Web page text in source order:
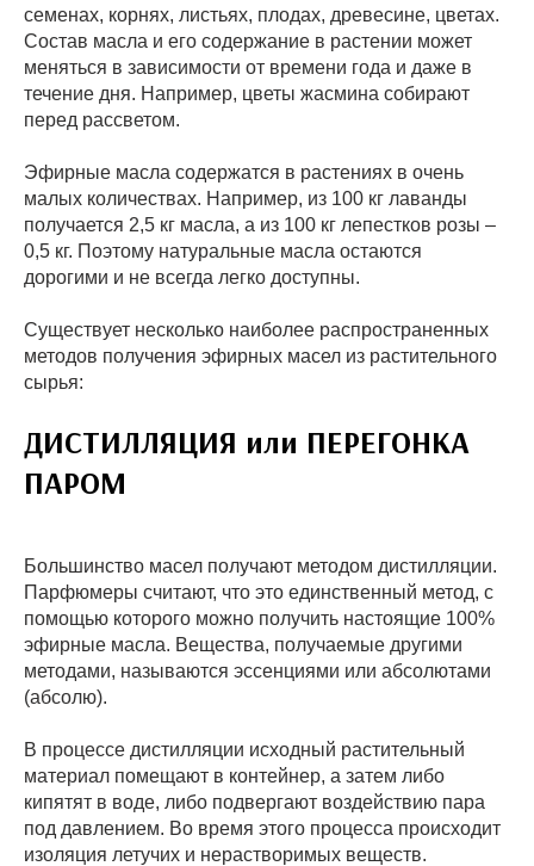
семенах, корнях, листьях, плодах, древесине, цветах.
Состав масла и его содержание в растении может
меняться в зависимости от времени года и даже в
течение дня. Например, цветы жасмина собирают
перед рассветом.
Эфирные масла содержатся в растениях в очень
малых количествах. Например, из 100 кг лаванды
получается 2,5 кг масла, а из 100 кг лепестков розы –
0,5 кг. Поэтому натуральные масла остаются
дорогими и не всегда легко доступны.
Существует несколько наиболее распространенных
методов получения эфирных масел из растительного
сырья:
ДИСТИЛЛЯЦИЯ или ПЕРЕГОНКА
ПАРОМ
Большинство масел получают методом дистилляции.
Парфюмеры считают, что это единственный метод, с
помощью которого можно получить настоящие 100%
эфирные масла. Вещества, получаемые другими
методами, называются эссенциями или абсолютами
(абсолю).
В процессе дистилляции исходный растительный
материал помещают в контейнер, а затем либо
кипятят в воде, либо подвергают воздействию пара
под давлением. Во время этого процесса происходит
изоляция летучих и нерастворимых веществ.